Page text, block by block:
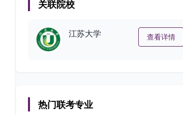
关联院校
江苏大学 查看详情
热门联考专业